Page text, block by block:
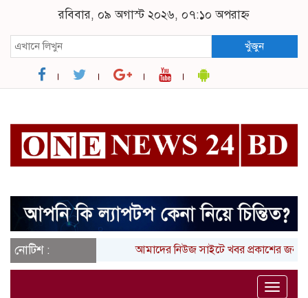
রবিবার, ০৯ অগাস্ট ২০২৬, ০৭:১০ অপরাহ্ন
খুঁজুন
নোটিশ : আমাদের নিউজ সাইটে খবর প্রকাশের
Toggle